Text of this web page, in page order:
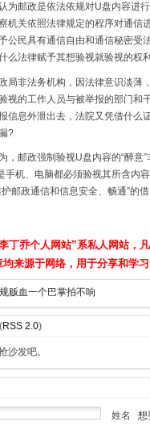
为邮政是依法依规对U盘内容进
机关依照法律规定的程序对通信
予公民具有通信自由和通信秘密
么法律赋予其想验视就验视的权利
局非法务机构，因法律意识淡薄
视的工作人员与被举报的部门和
信息外泄出去，法院又凭借什么
?
，邮政强制验视U盘内容的“醉意
手机、电脑都必须验视其所含内
护邮政通信和信息安全、畅通”的
丁乔个人网站”系私人网站，
来源于网络，用于分享和学
贩血一个巴掌拍不响
(RSS 2.0)
沙发吧。
姓名 想